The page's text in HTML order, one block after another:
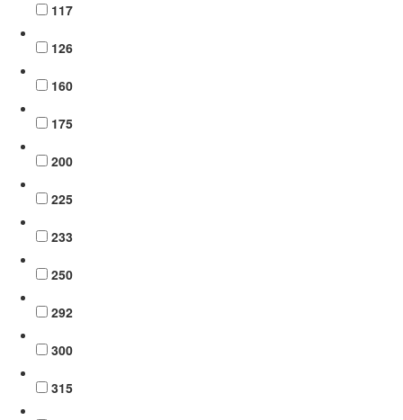
117
126
160
175
200
225
233
250
292
300
315